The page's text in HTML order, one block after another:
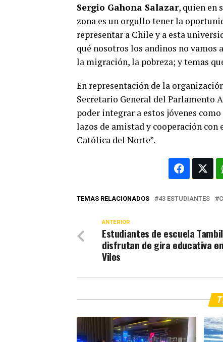
Sergio Gahona Salazar, quien en
zona es un orgullo tener la
representar a Chile y a esta
qué nosotros los andinos no vamos
la migración, la pobreza; y temas
En representación de la
Secretario General del Parlamento
poder integrar a estos jóvenes
lazos de amistad y cooperación
Católica del Norte”.
TEMAS RELACIONADOS 43 ESTUDIANTES
ANTERIOR
Estudiantes de escuela
disfrutan de gira educativa
Vilos